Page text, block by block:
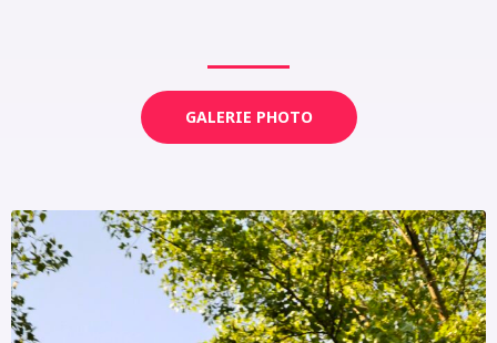
GALERIE PHOTO